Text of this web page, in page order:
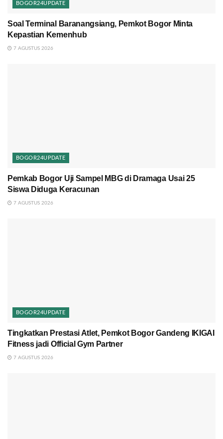
BOGOR24UPDATE
Soal Terminal Baranangsiang, Pemkot Bogor Minta
Kepastian Kemenhub
7 AGUSTUS 2026
BOGOR24UPDATE
Pemkab Bogor Uji Sampel MBG di Dramaga Usai 25
Siswa Diduga Keracunan
7 AGUSTUS 2026
BOGOR24UPDATE
Tingkatkan Prestasi Atlet, Pemkot Bogor Gandeng IKIGAI
Fitness jadi Official Gym Partner
7 AGUSTUS 2026